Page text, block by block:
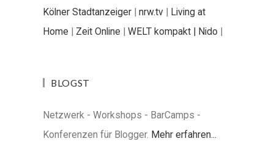
Kölner Stadtanzeiger | nrw.tv | Living at
Home | Zeit Online | WELT kompakt | Nido |
BLOGST
Netzwerk - Workshops - BarCamps -
Konferenzen für Blogger. Mehr erfahren...